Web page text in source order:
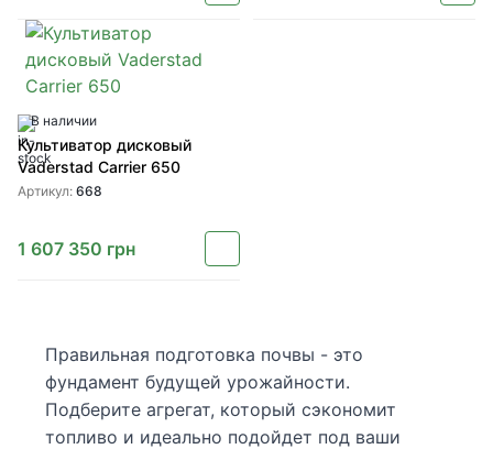
В наличии
Культиватор дисковый
Vaderstad Carrier 650
Артикул: 668
1 607 350 грн
Правильная подготовка почвы - это
фундамент будущей урожайности.
Подберите агрегат, который сэкономит
топливо и идеально подойдет под ваши